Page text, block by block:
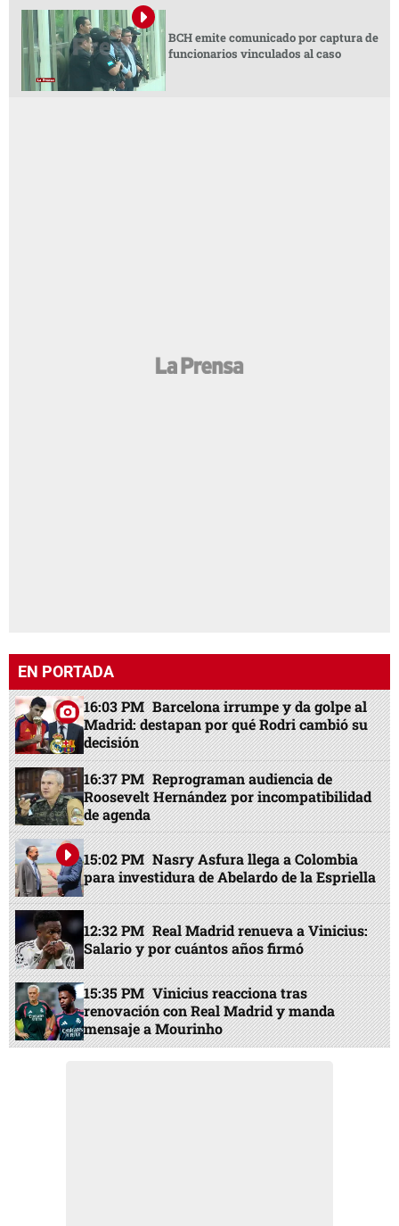
BCH emite comunicado por captura de
funcionarios vinculados al caso
EN PORTADA
16:03 PM Barcelona irrumpe y da golpe al
Madrid: destapan por qué Rodri cambió su
decisión
16:37 PM Reprograman audiencia de
Roosevelt Hernández por incompatibilidad
de agenda
15:02 PM Nasry Asfura llega a Colombia
para investidura de Abelardo de la Espriella
12:32 PM Real Madrid renueva a Vinicius:
Salario y por cuántos años firmó
15:35 PM Vinicius reacciona tras
renovación con Real Madrid y manda
mensaje a Mourinho